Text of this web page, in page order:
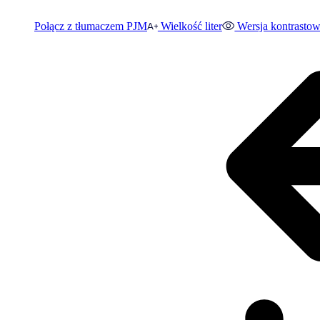
Połącz z tłumaczem PJM Wielkość liter Wersja